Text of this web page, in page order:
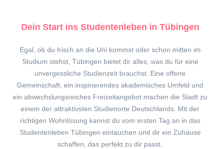
Dein Start ins Studentenleben in Tübingen
Egal, ob du frisch an die Uni kommst oder schon mitten im
Studium stehst, Tübingen bietet dir alles, was du für eine
unvergessliche Studienzeit brauchst. Eine offene
Gemeinschaft, ein inspirierendes akademisches Umfeld und
ein abwechslungsreiches Freizeitangebot machen die Stadt zu
einem der attraktivsten Studienorte Deutschlands. Mit der
richtigen Wohnlösung kannst du vom ersten Tag an in das
Studentenleben Tübingen eintauchen und dir ein Zuhause
schaffen, das perfekt zu dir passt.